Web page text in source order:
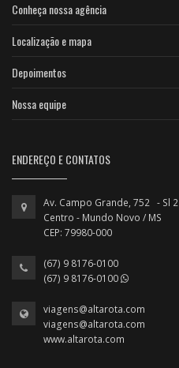
Conheça nossa agência
Localização e mapa
Depoimentos
Nossa equipe
ENDEREÇO E CONTATOS
Av. Campo Grande, 752 - Sl 2
Centro - Mundo Novo / MS
CEP: 79980-000
(67) 9 8176-0100
(67) 9 8176-0100
viagens@altarota.com
viagens@altarota.com
www.altarota.com